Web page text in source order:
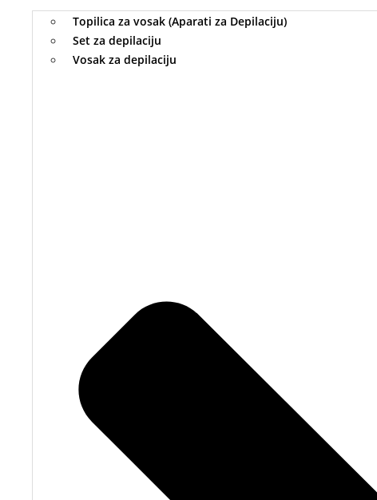
Topilica za vosak (Aparati za Depilaciju)
Set za depilaciju
Vosak za depilaciju